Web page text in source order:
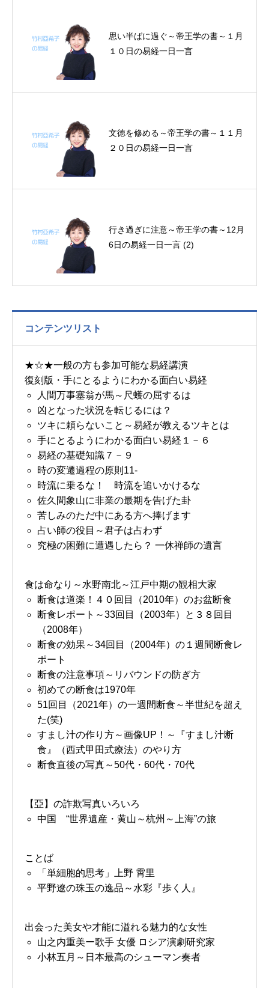
思い半ばに過ぐ～帝王学の書～１月
１０日の易経一日一言
文徳を修める～帝王学の書～１１月
２０日の易経一日一言
行き過ぎに注意～帝王学の書～12月
6日の易経一日一言 (2)
コンテンツリスト
★☆★一般の方も参加可能な易経講演
復刻版・手にとるようにわかる面白い易経
人間万事塞翁が馬～尺蠖の屈するは
凶となった状況を転じるには？
ツキに頼らないこと～易経が教えるツキとは
手にとるようにわかる面白い易経１－６
易経の基礎知識７－９
時の変遷過程の原則11-
時流に乗るな！ 時流を追いかけるな
佐久間象山に非業の最期を告げた卦
苦しみのただ中にある方へ捧げます
占い師の役目～君子は占わず
究極の困難に遭遇したら？ 一休禅師の遺言
食は命なり～水野南北～江戸中期の観相大家
断食は道楽！４０回目（2010年）のお盆断食
断食レポート～33回目（2003年）と３８回目
（2008年）
断食の効果～34回目（2004年）の１週間断食レ
ポート
断食の注意事項～リバウンドの防ぎ方
初めての断食は1970年
51回目（2021年）の一週間断食～半世紀を超え
た(笑)
すまし汁の作り方～画像UP！～『すまし汁断
食』（西式甲田式療法）のやり方
断食直後の写真～50代・60代・70代
【亞】の詐欺写真いろいろ
中国 “世界遺産・黄山～杭州～上海”の旅
ことば
「単細胞的思考」上野 霄里
平野遼の珠玉の逸品～水彩『歩く人』
出会った美女や才能に溢れる魅力的な女性
山之内重美ー歌手 女優 ロシア演劇研究家
小林五月～日本最高のシューマン奏者